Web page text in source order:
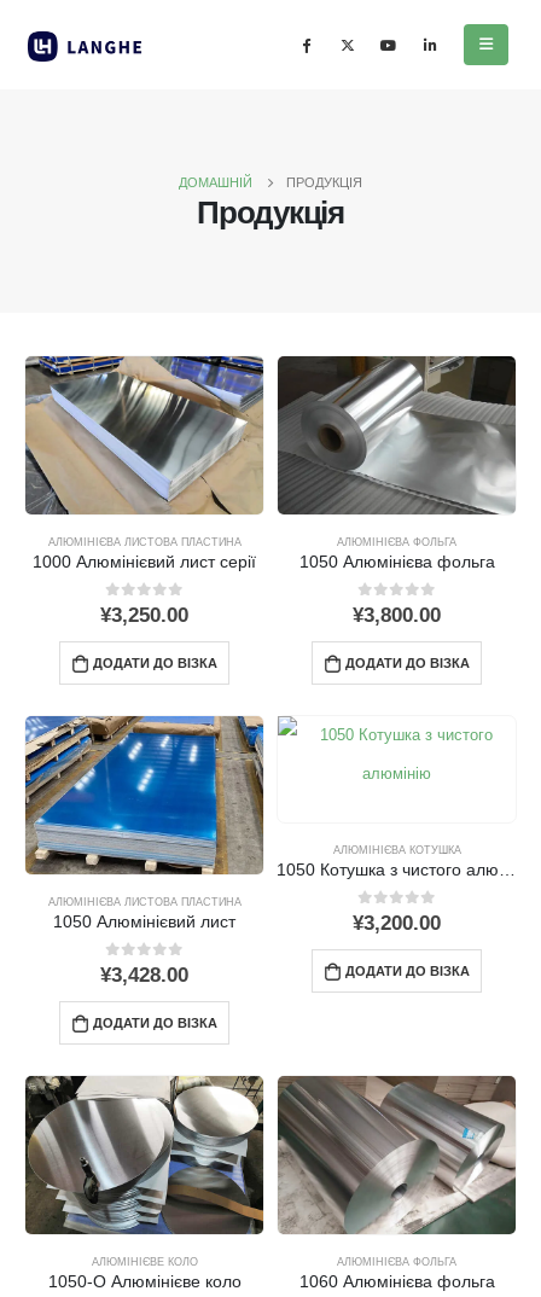
ДОМАШНІЙ ПРОДУКЦІЯ
Продукція
АЛЮМІНІЄВА ЛИСТОВА ПЛАСТИНА
1000 Алюмінієвий лист серії
0поза 5
¥3,250.00
ДОДАТИ ДО ВІЗКА
АЛЮМІНІЄВА ФОЛЬГА
1050 Алюмінієва фольга
0поза 5
¥3,800.00
ДОДАТИ ДО ВІЗКА
АЛЮМІНІЄВА ЛИСТОВА ПЛАСТИНА
1050 Алюмінієвий лист
0поза 5
¥3,428.00
ДОДАТИ ДО ВІЗКА
АЛЮМІНІЄВА КОТУШКА
0поза 5
¥3,200.00
ДОДАТИ ДО ВІЗКА
АЛЮМІНІЄВЕ КОЛО
1050-O Алюмінієве коло
АЛЮМІНІЄВА ФОЛЬГА
1060 Алюмінієва фольга